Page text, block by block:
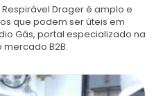
Para Espaço
Drager
Litros
Drager é amplo e
que podem ser úteis em
Gás, portal especializado na
B2B.